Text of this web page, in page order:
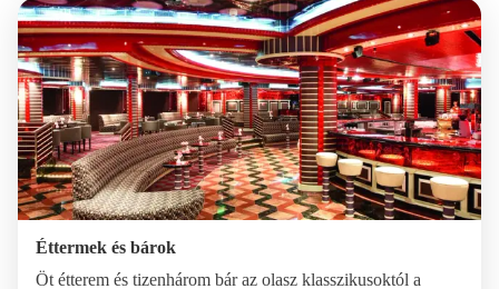
Éttermek és bárok
Öt étterem és tizenhárom bár az olasz klasszikusoktól a